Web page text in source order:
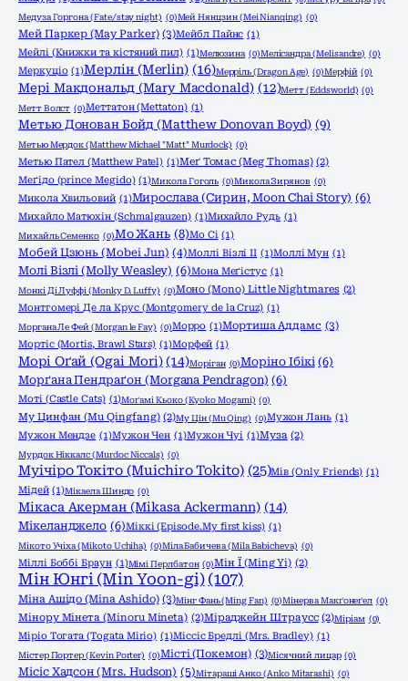
Медуза Горгона (Fate/stay night) (0)Мей Нянцзин (Mei Nianqing) (0)
Мей Паркер (May Parker) (3)Мейбл Пайнс (1)
Мейлі (Книжки та кістяний пил) (1)Мелюзина (0)Мелісандра (Melisandre) (0)
Меркуціо (1)Мерлін (Merlin) (16)Мерріль (Dragon Age) (0)Мерфій (0)
Мері Макдональд (Mary Macdonald) (12)Метт (Eddsworld) (0)
Метт Волст (0)Меттатон (Mettaton) (1)
Метью Донован Бойд (Matthew Donovan Boyd) (9)
Метью Мердок (Matthew Michael "Matt" Murdock) (0)
Метью Пател (Matthew Patel) (1)Меґ Томас (Meg Thomas) (2)
Меґідо (prince Megido) (1)Микола Гоголь (0)Микола Зирянов (0)
Микола Хвильовий (1)Мирослава (Сирин, Moon Chai Story) (6)
Михайло Матюхін (Schmalgauzen) (1)Михайло Рудь (1)
Михайль Семенко (0)Мо Жань (8)Мо Сі (1)
Мобей Цзюнь (Mobei Jun) (4)Моллі Візлі ІІ (1)Моллі Мун (1)
Молі Візлі (Molly Weasley) (6)Мона Меґістус (1)
Монкі Ді Луффі (Monky D. Luffy) (0)Моно (Mono) Little Nightmares (2)
Монтгомері Де ла Крус (Montgomery de la Cruz) (1)
Моргана Ле Фей (Morgan le Fay) (0)Морро (1)Мортиша Аддамс (3)
Мортіс (Mortis, Brawl Stars) (1)Морфей (1)
Морі Оґай (Ogai Mori) (14)Моріган (0)Моріно Ібікі (6)
Морґана Пендраґон (Morgana Pendragon) (6)
Моті (Castle Cats) (1)Моґамі Кьоко (Kyoko Mogami) (0)
Му Цинфан (Mu Qingfang) (2)Му Цін (Mu Qing) (0)Мужон Лань (1)
Мужон Мендзе (1)Мужон Чен (1)Мужон Чуі (1)Муза (2)
Мурдок Ніккалс (Murdoc Niccals) (0)
Муічіро Токіто (Muichiro Tokito) (25)Мів (Only Friends) (1)
Мідей (1)Мікаела Шиндо (0)
Мікаса Акерман (Mikasa Ackermann) (14)
Мікеланджело (6)Міккі (Episode.My first kiss) (1)
Мікото Учіха (Mikoto Uchiha) (0)Міла Бабичева (Mila Babicheva) (0)
Міллі Боббі Браун (1)Мімі Перлбатон (0)Мін Ї (Ming Yi) (2)
Мін Юнгі (Min Yoon-gi) (107)
Міна Ашідо (Mina Ashido) (3)Мінг Фань (Ming Fan) (0)Мінерва Макґонеґел (0)
Мінору Мінета (Minoru Mineta) (2)Міраджейн Штраусс (2)Міріам (0)
Міріо Тогата (Togata Mirio) (1)Міссіс Бредлі (Mrs. Bradley) (1)
Містер Портер (Kevin Porter) (0)Місті (Покемон) (3)Місячний лицар (0)
Місіс Хадсон (Mrs. Hudson) (5)Мітараші Анко (Anko Mitarashi) (0)